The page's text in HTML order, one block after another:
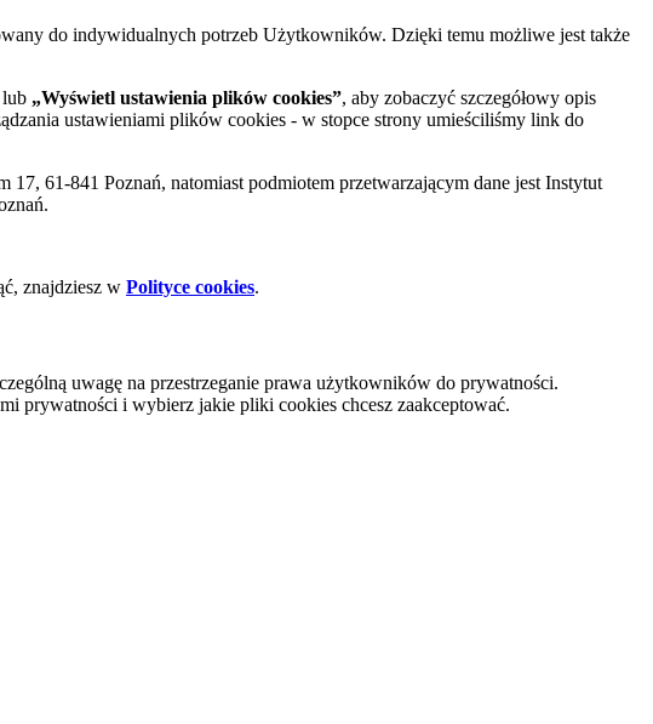
do indywidualnych potrzeb Użytkowników. Dzięki temu możliwe jest także
„Wyświetl ustawienia plików cookies”, aby zobaczyć szczegółowy opis
ustawieniami plików cookies - w stopce strony umieściliśmy link do
61-841 Poznań, natomiast podmiotem przetwarzającym dane jest Instytut
znajdziesz w Polityce cookies.
uwagę na przestrzeganie prawa użytkowników do prywatności.
prywatności i wybierz jakie pliki cookies chcesz zaakceptować.